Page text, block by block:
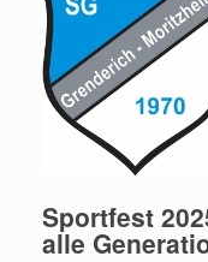
Sportfest
alle